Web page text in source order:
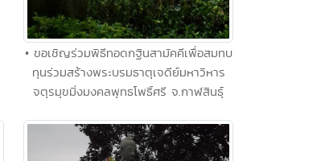
• ขอเชิญร่วมพิธีทอดกฐินสามัคคีเพื่อสมทบ
ทุนร่วมสร้างพระบรมธาตุเจดีย์มหาวิหาร
จตุรมุขมิ่งมงคลพุทธโพธิ์ศรี จ.กาฬสินธุ์